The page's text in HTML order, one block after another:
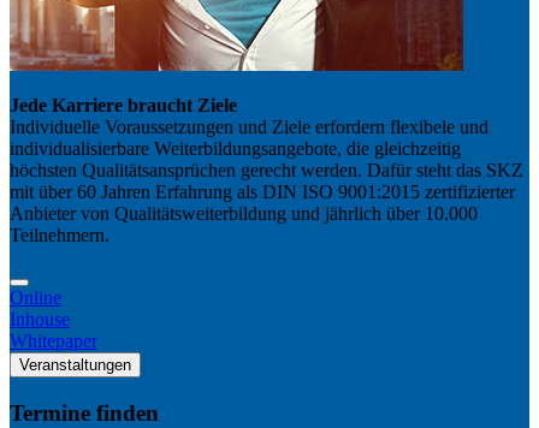
Jede Karriere braucht Ziele
Individuelle Voraussetzungen und Ziele erfordern flexibele und
individualisierbare Weiterbildungsangebote, die gleichzeitig
höchsten Qualitätsansprüchen gerecht werden. Dafür steht das SKZ
mit über 60 Jahren Erfahrung als DIN ISO 9001:2015 zertifizierter
Anbieter von Qualitätsweiterbildung und jährlich über 10.000
Teilnehmern.
Online
Inhouse
Whitepaper
Veranstaltungen
Termine finden